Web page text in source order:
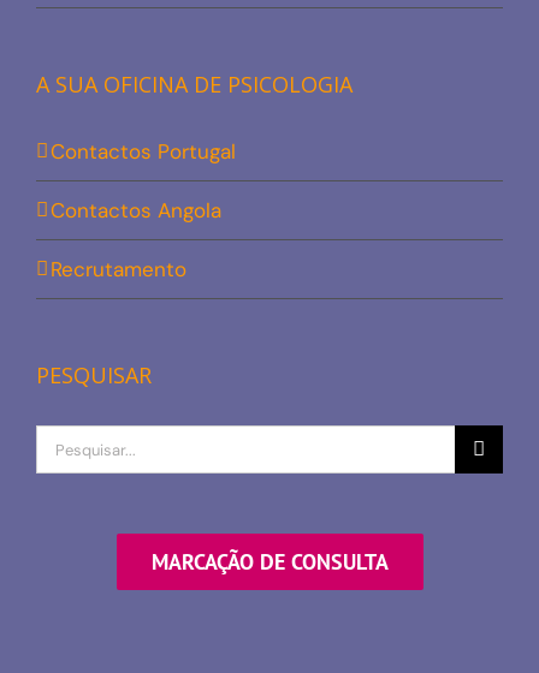
A SUA OFICINA DE PSICOLOGIA
Contactos Portugal
Contactos Angola
Recrutamento
PESQUISAR
Procurar
por
MARCAÇÃO DE CONSULTA